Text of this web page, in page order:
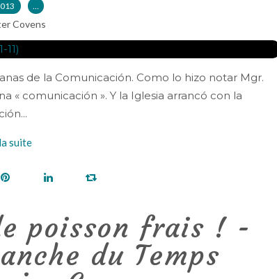
…
Covens
de la Comunicación. Como lo hizo notar Mgr.
« comunicación ». Y la Iglesia arrancó con la
suite
poisson frais ! -
du Temps